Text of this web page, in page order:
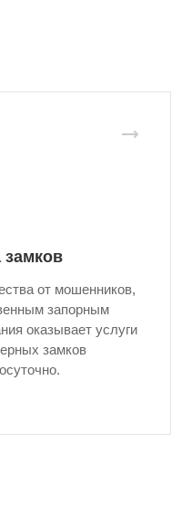
замков
от мошенников,
запорным
оказывает услуги
замков